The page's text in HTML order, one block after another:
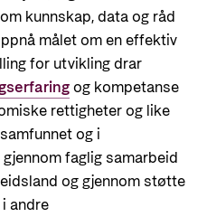
kunnskap, data og råd
målet om en effektiv
for utvikling drar
og kompetanse
rettigheter og like
og i
faglig samarbeid
og gjennom støtte
andre